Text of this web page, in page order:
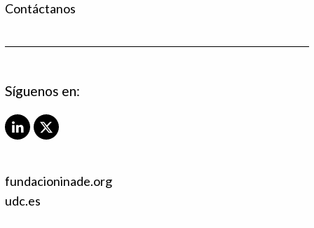
Contáctanos
Síguenos en:
L
e
d
X
t
fundacioninade.org
udc.es